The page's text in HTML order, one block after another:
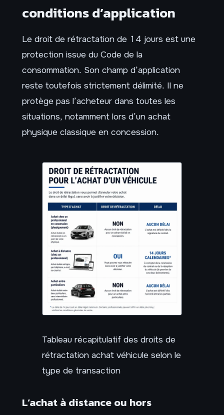
conditions d’application
Le droit de rétractation de 14 jours est une
protection issue du Code de la
consommation. Son champ d’application
reste toutefois strictement délimité. Il ne
protège pas l’acheteur dans toutes les
situations, notamment lors d’un achat
physique classique en concession.
Tableau récapitulatif des droits de
rétractation achat véhicule selon le
type de transaction
L’achat à distance ou hors